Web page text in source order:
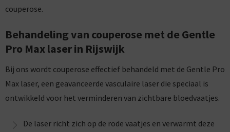
couperose.
Behandeling van couperose met de Gentle
Pro Max laser in Rijswijk
Bij ons wordt couperose effectief behandeld met de Gentle Pro
Max laser, een geavanceerde vasculaire laser die speciaal is
ontwikkeld voor het verminderen van zichtbare bloedvaatjes.
De laser richt zich op de rode vaatjes en verwarmt deze